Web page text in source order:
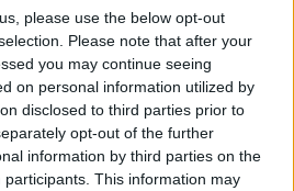
please use the below opt-out
Please note that after your
you may continue seeing
on personal information utilized by
disclosed to third parties prior to
opt-out of the further
information by third parties on the
participants. This information may
Próximo artigo
Vai ver o FC Porto-
Shakhtar Donetsk? PSP
deixa conselhos de
segurança